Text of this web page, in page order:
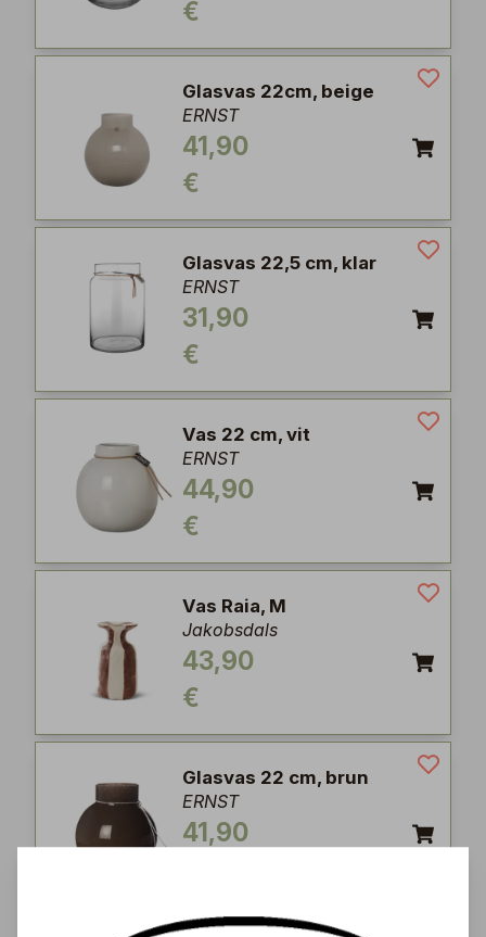
€
Glasvas 22cm, beige
ERNST
41,90
€
Glasvas 22,5 cm, klar
ERNST
31,90
€
Vas 22 cm, vit
ERNST
44,90
€
Vas Raia, M
Jakobsdals
43,90
€
Glasvas 22 cm, brun
ERNST
41,90